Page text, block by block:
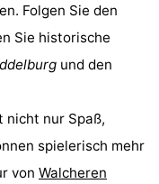
Folgen Sie den
Sie historische
und den
nicht nur Spaß,
spielerisch mehr
von Walcheren